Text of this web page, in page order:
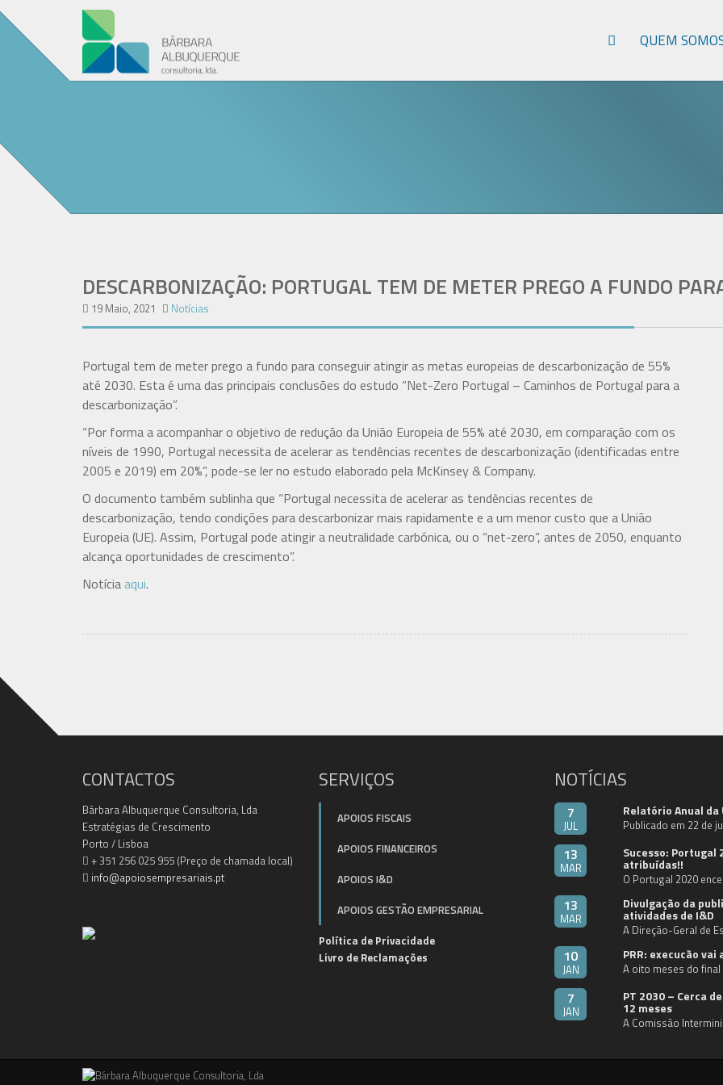
QUEM
DESCARBONIZAÇÃO: PORTUGAL TEM DE METER PREGO A FUNDO
19 Maio, 2021 Notícias
Portugal tem de meter prego a fundo para conseguir atingir as metas europeias de descarbonização de 55%
até 2030. Esta é uma das principais conclusões do estudo “Net-Zero Portugal – Caminhos de Portugal para a
descarbonização”.
“Por forma a acompanhar o objetivo de redução da União Europeia de 55% até 2030, em comparação com os
níveis de 1990, Portugal necessita de acelerar as tendências recentes de descarbonização (identificadas entre
2005 e 2019) em 20%”, pode-se ler no estudo elaborado pela McKinsey & Company.
O documento também sublinha que “Portugal necessita de acelerar as tendências recentes de
descarbonização, tendo condições para descarbonizar mais rapidamente e a um menor custo que a União
Europeia (UE). Assim, Portugal pode atingir a neutralidade carbónica, ou o “net-zero”, antes de 2050, enquanto
alcança oportunidades de crescimento”.
Notícia aqui.
CONTACTOS
Bárbara Albuquerque Consultoria, Lda
Estratégias de Crescimento
Porto / Lisboa
+ 351 256 025 955 (Preço de chamada local)
info@apoiosempresariais.pt
SERVIÇOS
APOIOS FISCAIS
APOIOS FINANCEIROS
APOIOS I&D
APOIOS GESTÃO EMPRESARIAL
Política de Privacidade
Livro de Reclamações
NOTÍCIAS
7
JUL
Relatório Anual da
Publicado em 22 de
13
MAR
Sucesso: Portugal
atribuídas!!
O Portugal 2020
13
MAR
Divulgação da
atividades de I&D
A Direção-Geral de
10
JAN
PRR: execucão
A oito meses do
7
JAN
PT 2030 – Cerca
12 meses
A Comissão